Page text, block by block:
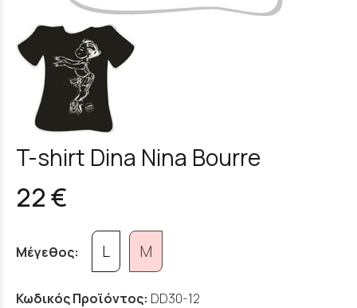
T-shirt Dina Nina Bourre
22 €
Μέγεθος: L M
Κωδικός Προϊόντος: DD30-12